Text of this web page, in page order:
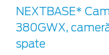
NEXTBASE*
380GWX,
spate